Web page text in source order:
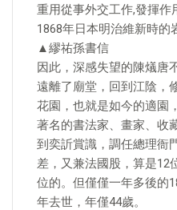
重用從事外交工作,發揮
1868年日本明治維新時的
▲繆祐孫書信
因此，深感失望的陳燨唐
遠離了廟堂，回到江陰，
花園，也就是如今的適園
著名的書法家、畫家、收
到奕訢賞識，調任總理衙
差，又兼法國股，算是12
位的。但僅僅一年多後的
年去世，年僅44歲。